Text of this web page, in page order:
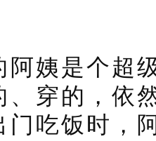
阿姨是个超
、穿的，依
门吃饭时，